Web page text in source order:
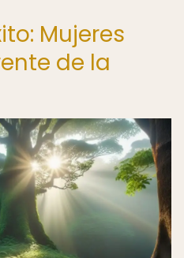
Mujeres
de la